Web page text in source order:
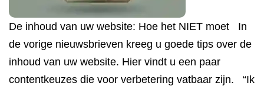
De inhoud van uw website: Hoe het NIET moet In
de vorige nieuwsbrieven kreeg u goede tips over de
inhoud van uw website. Hier vindt u een paar
contentkeuzes die voor verbetering vatbaar zijn. “Ik